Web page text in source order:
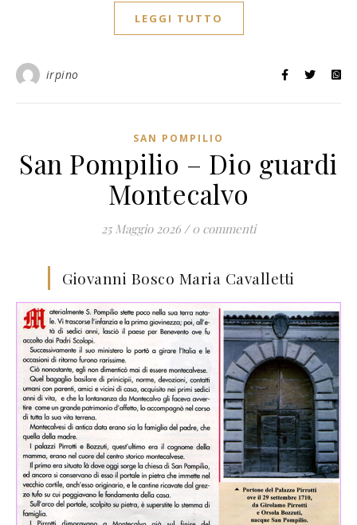
LEGGI TUTTO
irpino
SAN POMPILIO
San Pompilio – Dio guardi
Montecalvo
25 Maggio 2026 / 0 commenti
Giovanni Bosco Maria Cavalletti